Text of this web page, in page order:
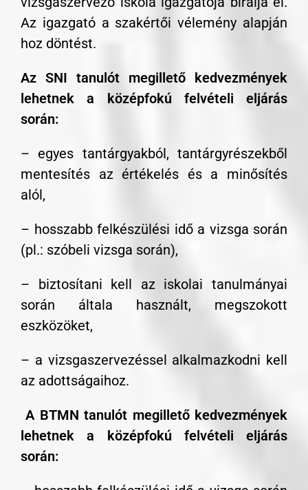
Az igazgató a szakértői vélemény alapján
hoz döntést.
Az SNI tanulót megillető kedvezmények
lehetnek a középfokú felvételi eljárás
során:
– egyes tantárgyakból, tantárgyrészekből
mentesítés az értékelés és a minősítés
alól,
– hosszabb felkészülési idő a vizsga során
(pl.: szóbeli vizsga során),
– biztosítani kell az iskolai tanulmányai
során általa használt, megszokott
eszközöket,
– a vizsgaszervezéssel alkalmazkodni kell
az adottságaihoz.
A BTMN tanulót megillető kedvezmények
lehetnek a középfokú felvételi eljárás
során: